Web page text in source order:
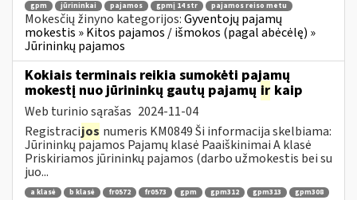
gpm jūrininkai pajamos gpmį 14 str pajamos reiso metu
Mokesčių žinyno kategorijos:Gyventojų pajamų
mokestis » Kitos pajamos / išmokos (pagal abėcėlę) »
Jūrininkų pajamos
Kokiais terminais reikia sumokėti pajamų
mokestį nuo jūrininkų gautų pajamų ir kaip
Web turinio sąrašas 2024-11-04
Registracijos numeris KM0849 Ši informacija skelbiama:
Jūrininkų pajamos Pajamų klasė Paaiškinimai A klasė
Priskiriamos jūrininkų pajamos (darbo užmokestis bei su
juo...
a klasė b klasė fr0572 fr0573 gpm gpm312 gpm313
gpm308